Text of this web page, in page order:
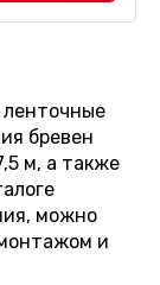
ленточные
бревен
м, а также
можно
и